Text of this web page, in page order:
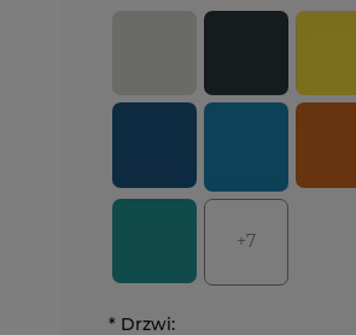
+7
* Drzwi: